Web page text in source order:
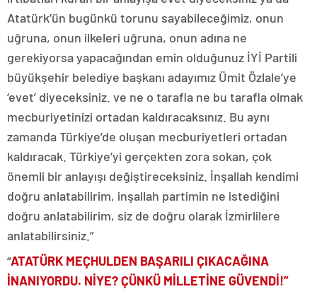
Atatürk’ün bugünkü torunu sayabileceğimiz, onun
uğruna, onun ilkeleri uğruna, onun adına ne
gerekiyorsa yapacağından emin olduğunuz İYİ Partili
büyükşehir belediye başkanı adayımız Ümit Özlale’ye
‘evet’ diyeceksiniz. ve ne o tarafla ne bu tarafla olmak
mecburiyetinizi ortadan kaldıracaksınız. Bu aynı
zamanda Türkiye’de oluşan mecburiyetleri ortadan
kaldıracak. Türkiye’yi gerçekten zora sokan, çok
önemli bir anlayışı değiştireceksiniz. İnşallah kendimi
doğru anlatabilirim, inşallah partimin ne istediğini
doğru anlatabilirim, siz de doğru olarak İzmirlilere
anlatabilirsiniz.”
“ATATÜRK MEÇHULDEN BAŞARILI ÇIKACAĞINA
İNANIYORDU. NİYE? ÇÜNKÜ MİLLETİNE GÜVENDİ!”